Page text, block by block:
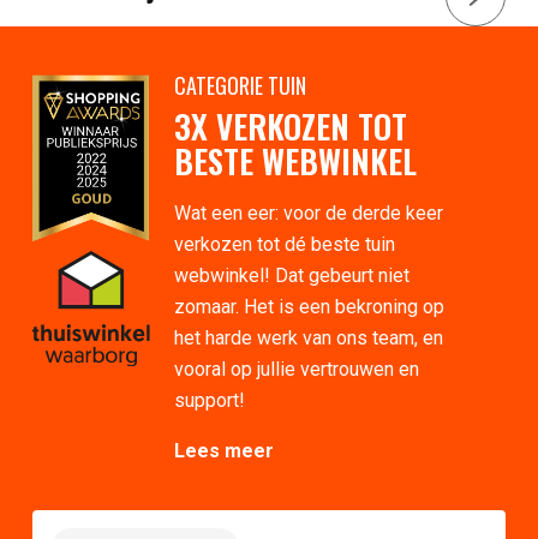
CATEGORIE TUIN
3X VERKOZEN TOT
BESTE WEBWINKEL
Wat een eer: voor de derde keer
verkozen tot dé beste tuin
webwinkel! Dat gebeurt niet
zomaar. Het is een bekroning op
het harde werk van ons team, en
vooral op jullie vertrouwen en
support!
Lees meer